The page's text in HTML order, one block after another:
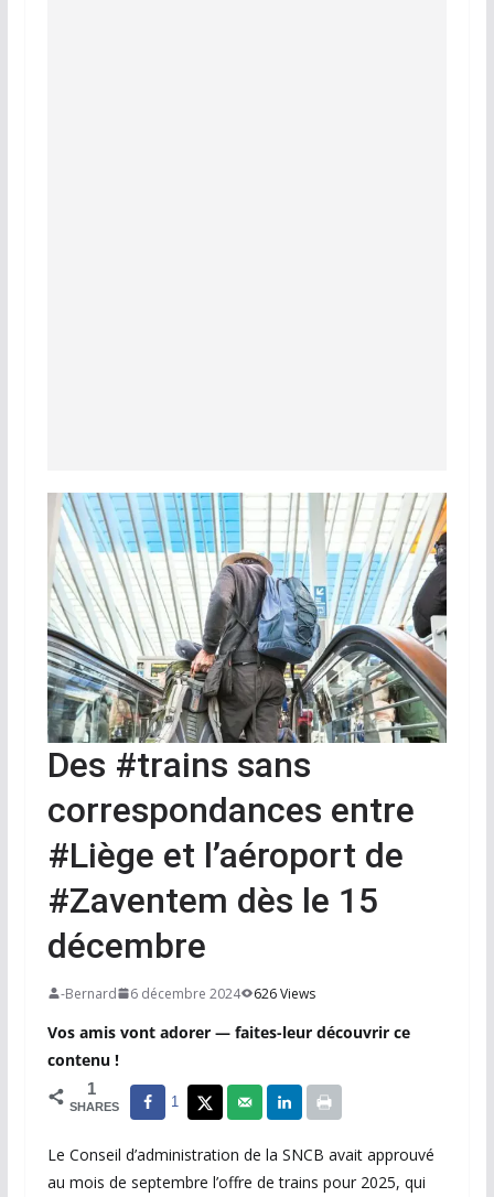
Des #trains sans
correspondances entre
#Liège et l’aéroport de
#Zaventem dès le 15
décembre
-Bernard 6 décembre 2024 626 Views
Vos amis vont adorer — faites-leur découvrir ce
contenu !
1
SHARES 1
Le Conseil d’administration de la SNCB avait approuvé
au mois de septembre l’offre de trains pour 2025, qui